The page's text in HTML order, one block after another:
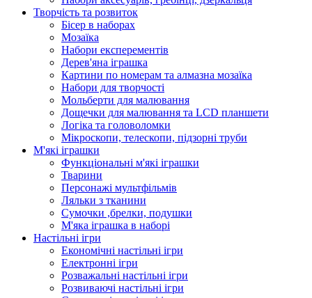
Творчість та розвиток
Бісер в наборах
Мозаїка
Набори експерементів
Дерев'яна іграшка
Картини по номерам та алмазна мозаїка
Набори для творчості
Мольберти для малювання
Дощечки для малювання та LCD планшети
Логіка та головоломки
Мікроскопи, телескопи, підзорні труби
М'які іграшки
Функціональні м'які іграшки
Тварини
Персонажі мультфільмів
Ляльки з тканини
Сумочки ,брелки, подушки
М'яка іграшка в наборі
Настільні ігри
Економічні настільні ігри
Електронні ігри
Розважальні настільні ігри
Розвиваючі настільні ігри